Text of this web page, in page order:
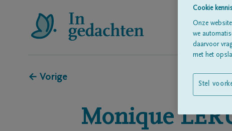
← Vorige
Monique
Cookie
Onze
we
daarvoor
met het
Stel